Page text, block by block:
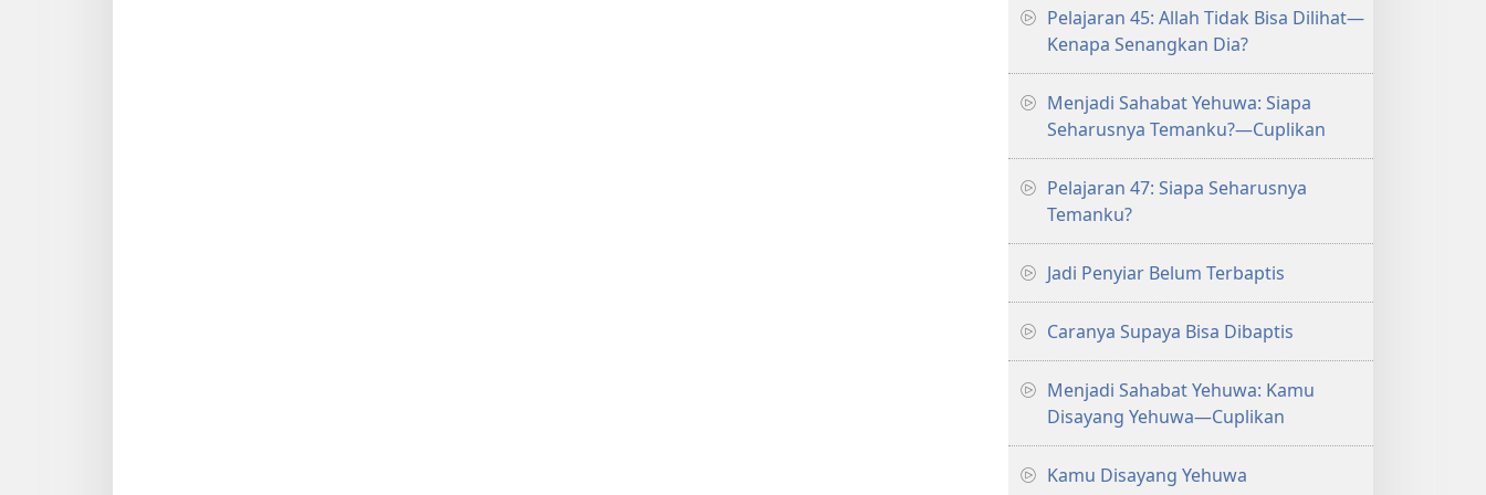
Pelajaran 45: Allah Tidak Bisa Dilihat—
Kenapa Senangkan Dia?
Menjadi Sahabat Yehuwa: Siapa
Seharusnya Temanku?​—Cuplikan
Pelajaran 47: Siapa Seharusnya
Temanku?
Jadi Penyiar Belum Terbaptis
Caranya Supaya Bisa Dibaptis
Menjadi Sahabat Yehuwa: Kamu
Disayang Yehuwa—Cuplikan
Kamu Disayang Yehuwa